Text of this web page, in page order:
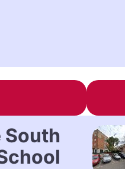
South